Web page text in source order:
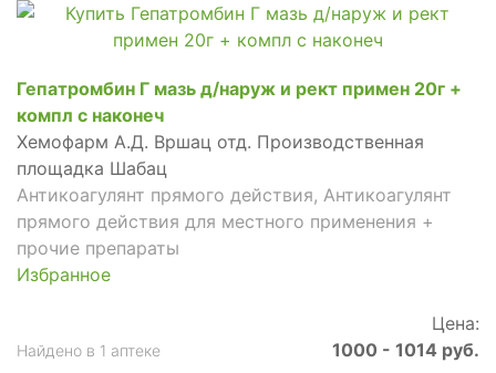
Гепатромбин Г мазь д/наруж и рект примен 20г +
компл с наконеч
Хемофарм А.Д. Вршац отд. Производственная
площадка Шабац
Антикоагулянт прямого действия, Антикоагулянт
прямого действия для местного применения +
прочие препараты
Избранное
Цена:
Найдено в 1 аптеке 1000 - 1014 руб.